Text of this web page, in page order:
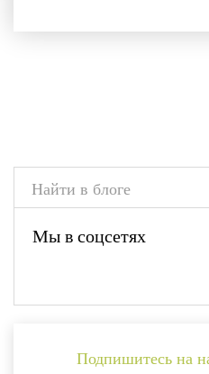
Мы в соцсетях
Подпишитесь на